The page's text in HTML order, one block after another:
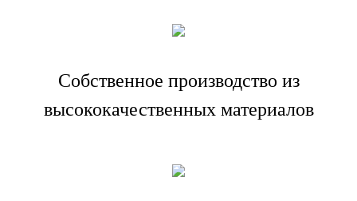
Собственное производство из
высококачественных материалов